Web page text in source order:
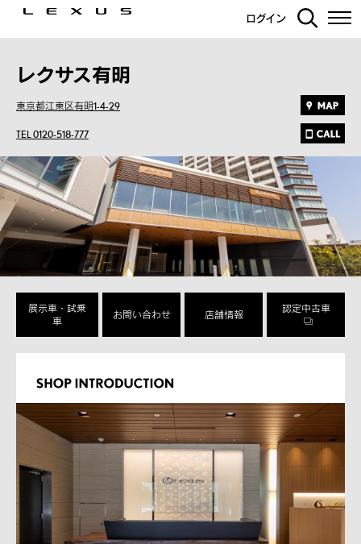
ログイン
レクサス有明
東京都江東区有明1-4-29
TEL 0120-518-777
展示車・試乗
車
お問い合わせ 店舗情報
認定中古車